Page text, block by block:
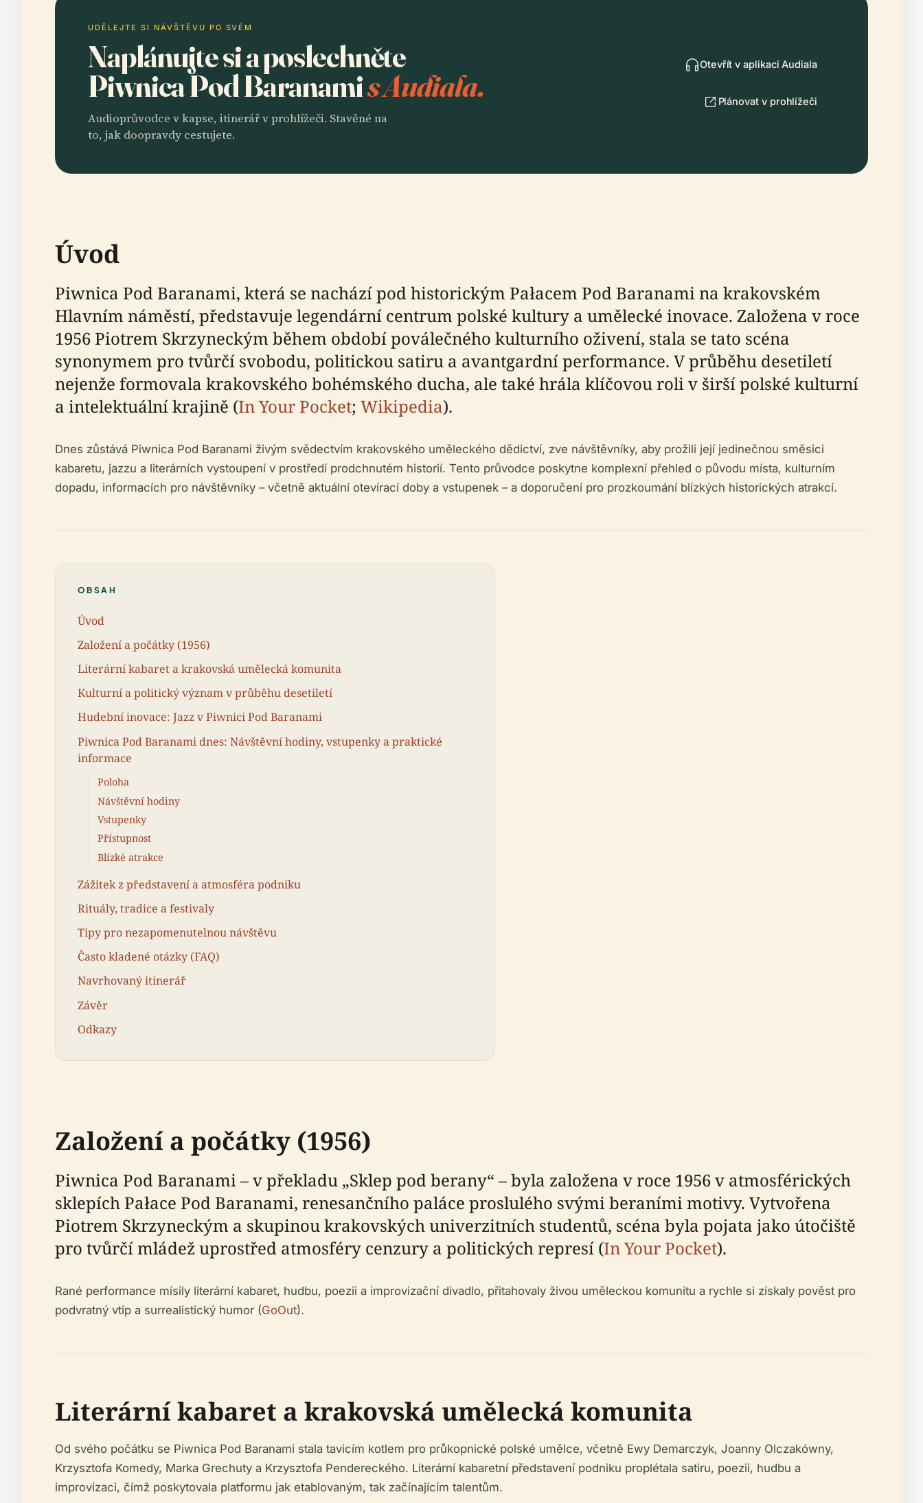
UDĚLEJTE SI NÁVŠTĚVU PO SVÉM
Naplánujte si a poslechněte
Piwnica Pod Baranamis Audiala.
Audioprůvodce v kapse, itinerář v prohlížeči. Stavěné na
to, jak doopravdy cestujete.
Otevřít v aplikaci Audiala
Plánovat v prohlížeči
Úvod
Piwnica Pod Baranami, která se nachází pod historickým Pałacem Pod Baranami na krakovském
Hlavním náměstí, představuje legendární centrum polské kultury a umělecké inovace. Založena v roce
1956 Piotrem Skrzyneckým během období poválečného kulturního oživení, stala se tato scéna
synonymem pro tvůrčí svobodu, politickou satiru a avantgardní performance. V průběhu desetiletí
nejenže formovala krakovského bohémského ducha, ale také hrála klíčovou roli v širší polské kulturní
a intelektuální krajině (In Your Pocket; Wikipedia).
Dnes zůstává Piwnica Pod Baranami živým svědectvím krakovského uměleckého dědictví, zve návštěvníky, aby prožili její jedinečnou směsici
kabaretu, jazzu a literárních vystoupení v prostředí prodchnutém historií. Tento průvodce poskytne komplexní přehled o původu místa, kulturním
dopadu, informacích pro návštěvníky – včetně aktuální otevírací doby a vstupenek – a doporučení pro prozkoumání blízkých historických atrakcí.
OBSAH
Úvod
Založení a počátky (1956)
Literární kabaret a krakovská umělecká komunita
Kulturní a politický význam v průběhu desetiletí
Hudební inovace: Jazz v Piwnici Pod Baranami
Piwnica Pod Baranami dnes: Návštěvní hodiny, vstupenky a praktické
informace
Poloha
Návštěvní hodiny
Vstupenky
Přístupnost
Blízké atrakce
Zážitek z představení a atmosféra podniku
Rituály, tradice a festivaly
Tipy pro nezapomenutelnou návštěvu
Často kladené otázky (FAQ)
Navrhovaný itinerář
Závěr
Odkazy
Založení a počátky (1956)
Piwnica Pod Baranami – v překladu „Sklep pod berany“ – byla založena v roce 1956 v atmosférických
sklepích Pałace Pod Baranami, renesančního paláce proslulého svými beraními motivy. Vytvořena
Piotrem Skrzyneckým a skupinou krakovských univerzitních studentů, scéna byla pojata jako útočiště
pro tvůrčí mládež uprostřed atmosféry cenzury a politických represí (In Your Pocket).
Rané performance mísily literární kabaret, hudbu, poezii a improvizační divadlo, přitahovaly živou uměleckou komunitu a rychle si získaly pověst pro
podvratný vtip a surrealistický humor (GoOut).
Literární kabaret a krakovská umělecká komunita
Od svého počátku se Piwnica Pod Baranami stala tavicím kotlem pro průkopnické polské umělce, včetně Ewy Demarczyk, Joanny Olczakówny,
Krzysztofa Komedy, Marka Grechuty a Krzysztofa Pendereckého. Literární kabaretní představení podniku proplétala satiru, poezii, hudbu a
improvizaci, čímž poskytovala platformu jak etablovaným, tak začínajícím talentům.